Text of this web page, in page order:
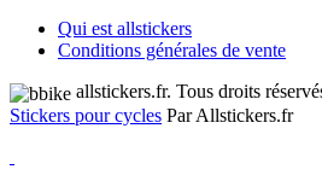
Qui est allstickers
Conditions générales de vente
allstickers.fr. Tous droits
Stickers pour cycles Par Allstickers.fr